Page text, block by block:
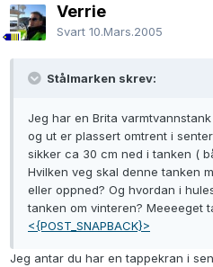
Verrie
Svart 10.Mars.2005
Stålmarken skrev:
Jeg har en Brita
og ut er plassert omtrent i
sikker ca 30 cm ned i tanken (
Hvilken veg skal denne tanken
eller oppned? Og hvordan i
tanken om vinteren? Meeeeget
<{POST_SNAPBACK}>
Jeg antar du har en tappekran i